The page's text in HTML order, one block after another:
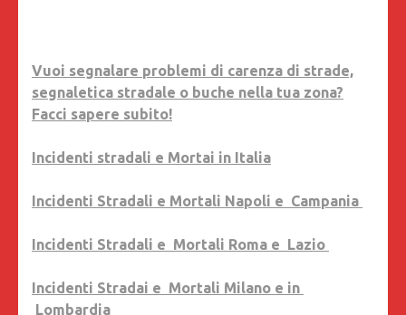
Vuoi segnalare problemi di carenza di strade,
segnaletica stradale o buche nella tua zona?
Facci sapere subito!
Incidenti stradali e Mortai in Italia
Incidenti Stradali e Mortali Napoli e Campania
Incidenti Stradali e Mortali Roma e Lazio
Incidenti Stradai e Mortali Milano e in
Lombardia